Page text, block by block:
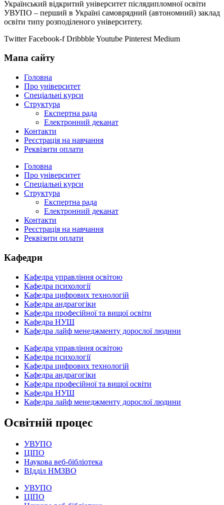
Український відкритий університет післядипломної освіти
УВУПО – перший в Україні самоврядний (автономний) заклад
освіти типу розподіленого університету.
Twitter Facebook-f DribbbleYoutube Pinterest Medium
Мапа сайту
Головна
Про університет
Спеціальні курси
Структура
Експертна рада
Електронний деканат
Контакти
Реєстрація на навчання
Реквізити оплати
Головна
Про університет
Спеціальні курси
Структура
Експертна рада
Електронний деканат
Контакти
Реєстрація на навчання
Реквізити оплати
Кафедри
Кафедра управління освітою
Кафедра психології
Кафедра цифрових технологій
Кафедра андрагогіки
Кафедра професійної та вищої освіти
Кафедра НУШ
Кафедра лайф менеджменту дорослої людини
Кафедра управління освітою
Кафедра психології
Кафедра цифрових технологій
Кафедра андрагогіки
Кафедра професійної та вищої освіти
Кафедра НУШ
Кафедра лайф менеджменту дорослої людини
Освітній процес
УВУПО
ЦІПО
Наукова веб-бібліотека
ВІдділ НМЗВО
УВУПО
ЦІПО